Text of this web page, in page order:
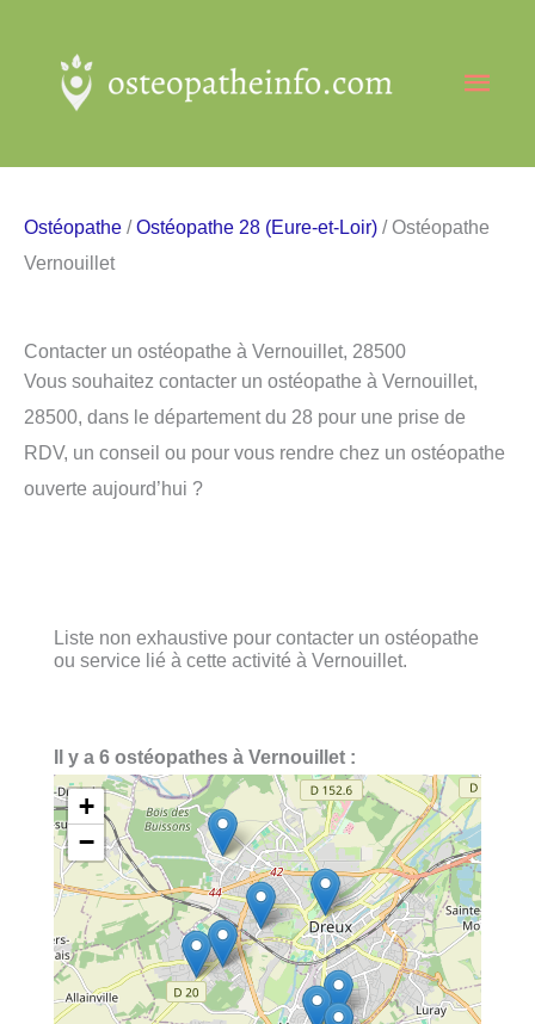
contenu
Ostéopathe /Ostéopathe 28 (Eure-et-Loir) / Ostéopathe
Vernouillet
Contacter un ostéopathe à Vernouillet, 28500
Vous souhaitez contacter un ostéopathe à Vernouillet,
28500, dans le département du 28 pour une prise de
RDV, un conseil ou pour vous rendre chez un ostéopathe
ouverte aujourd’hui ?
Liste non exhaustive pour contacter un ostéopathe
ou service lié à cette activité à Vernouillet.
Il y a 6 ostéopathes à Vernouillet :
+
−